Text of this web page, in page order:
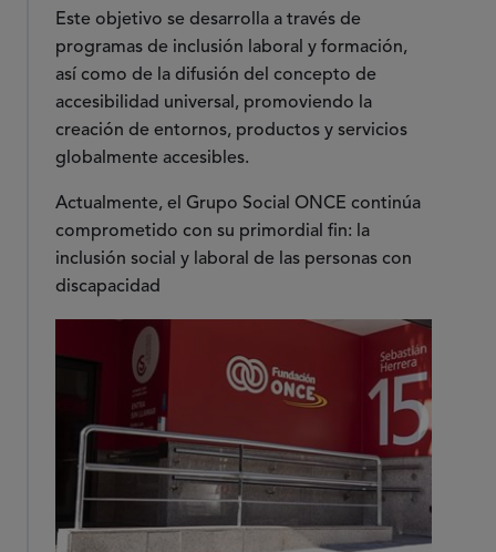
Este objetivo se desarrolla a través de
programas de inclusión laboral y formación,
así como de la difusión del concepto de
accesibilidad universal, promoviendo la
creación de entornos, productos y servicios
globalmente accesibles.
Actualmente, el Grupo Social ONCE continúa
comprometido con su primordial fin: la
inclusión social y laboral de las personas con
discapacidad